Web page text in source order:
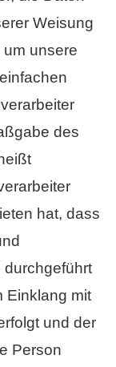
Weisung
unsere
des
hat, dass
Einklang mit
und der
Person